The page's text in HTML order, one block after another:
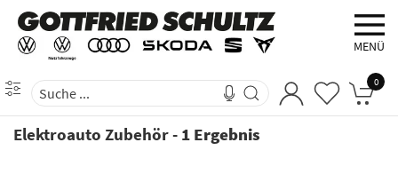
MENÜ
0
Elektroauto Zubehör- 1 Ergebnis